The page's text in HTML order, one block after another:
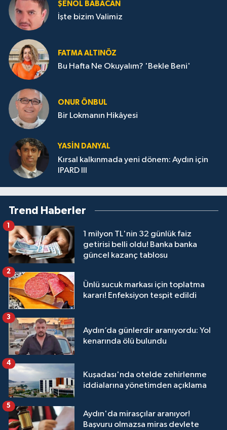
ŞENOL BABACAN
İşte bizim Valimiz
FATMA ALTINÖZ
Bu Hafta Ne Okuyalım? 'Bekle Beni'
ONUR ÖNBUL
Bir Lokmanın Hikâyesi
YASIN DANYAL
Kırsal kalkınmada yeni dönem: Aydın için
IPARD III
Trend Haberler
1 milyon TL'nin 32 günlük faiz
getirisi belli oldu! Banka banka
güncel kazanç tablosu
1
Ünlü sucuk markası için toplatma
kararı! Enfeksiyon tespit edildi
2
Aydın’da günlerdir aranıyordu: Yol
kenarında ölü bulundu
3
Kuşadası'nda otelde zehirlenme
iddialarına yönetimden açıklama
4
Aydın'da mirasçılar aranıyor!
Başvuru olmazsa miras devlete
5